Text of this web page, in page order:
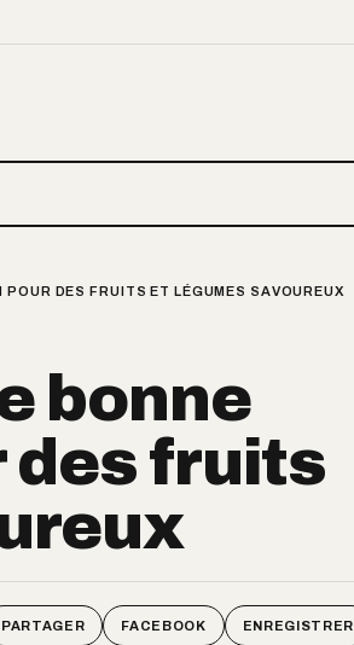
DES FRUITS ET LÉGUMES SAVOUREUX
bonne
fruits
PARTAGER FACEBOOK ENREGISTRER